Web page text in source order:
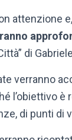
attenzione
di
verranno
l’obiettivo
di punti di